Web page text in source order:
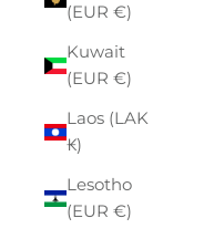
(EUR €)
Kuwait
(EUR €)
Laos (LAK
₭)
Lesotho
(EUR €)